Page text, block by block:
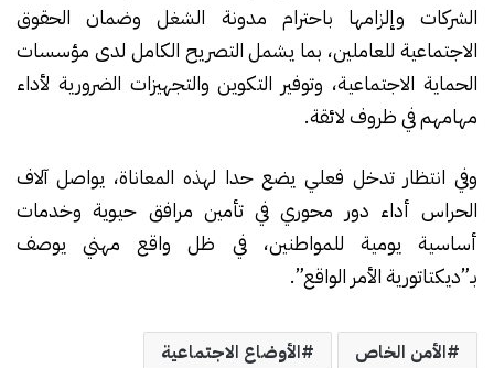
الشركات وإلزامها باحترام مدونة الشغل وضمان الحقوق
الاجتماعية للعاملين، بما يشمل التصريح الكامل لدى مؤسسات
الحماية الاجتماعية، وتوفير التكوين والتجهيزات الضرورية لأداء
مهامهم في ظروف لائقة.
وفي انتظار تدخل فعلي يضع حدا لهذه المعاناة، يواصل آلاف
الحراس أداء دور محوري في تأمين مرافق حيوية وخدمات
أساسية يومية للمواطنين، في ظل واقع مهني يوصف
بـ”ديكتاتورية الأمر الواقع”.
الأمن الخاص
الأوضاع الاجتماعية